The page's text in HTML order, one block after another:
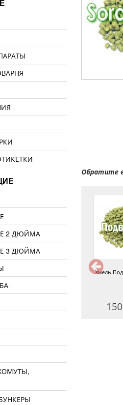
Обратите
корзина для сухого
Хмель
2 ДЮЙМА
3 ДЮЙМА